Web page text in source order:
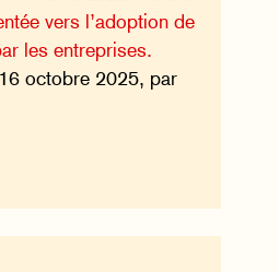
vers l’adoption de
les entreprises.
octobre 2025, par